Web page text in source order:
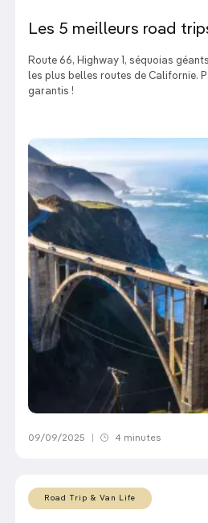
Les 5 meilleurs road
Route 66, Highway 1, séquoias
les plus belles routes de Californie.
garantis !
09/09/2025 4 minutes
Road Trip & Van Life